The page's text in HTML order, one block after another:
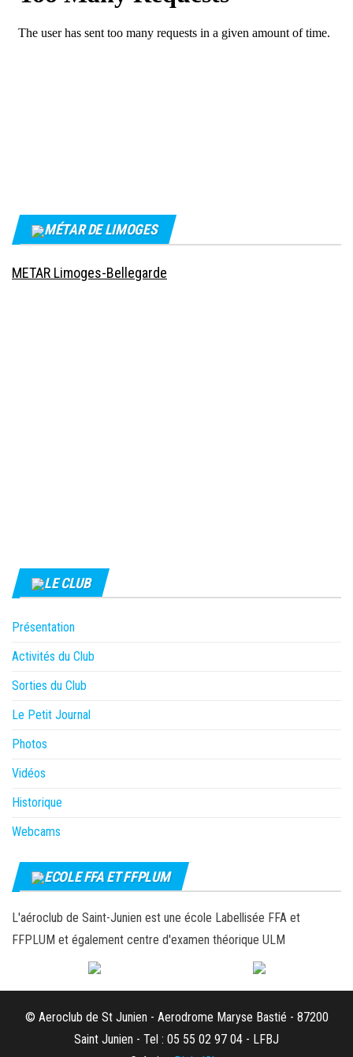
MÉTAR DE LIMOGES
METAR Limoges-Bellegarde
LE CLUB
Présentation
Activités du Club
Sorties du Club
Le Petit Journal
Photos
Vidéos
Historique
Webcams
ECOLE FFA ET FFPLUM
L'aéroclub de Saint-Junien est une école Labellisée FFA et
FFPLUM et également centre d'examen théorique ULM
© Aeroclub de St Junien - Aerodrome Maryse Bastié - 87200
Saint Junien - Tel : 05 55 02 97 04 - LFBJ